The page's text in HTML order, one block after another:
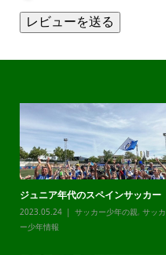
レビューを送る
ジュニア年代のスペインサッカー
2023.05.24 サッカー少年の親, サッカ
ー少年情報